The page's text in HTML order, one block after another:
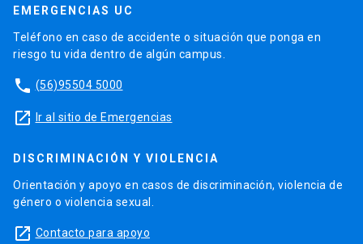
EMERGENCIAS UC
Teléfono en caso de accidente o situación que ponga en
riesgo tu vida dentro de algún campus.
phone (56)95504 5000
launch Ir al sitio de Emergencias
DISCRIMINACIÓN Y VIOLENCIA
Orientación y apoyo en casos de discriminación, violencia de
género o violencia sexual.
launch Contacto para apoyo